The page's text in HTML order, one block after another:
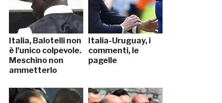
Italia, Balotelli non
è l’unico colpevole.
Meschino non
ammetterlo
Italia-Uruguay, i
commenti, le
pagelle